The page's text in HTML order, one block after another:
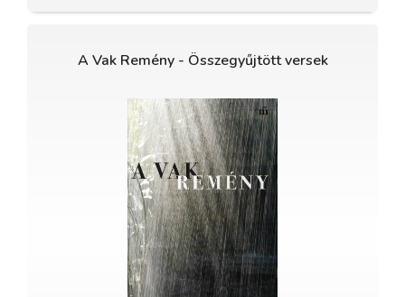
A Vak Remény - Összegyűjtött versek